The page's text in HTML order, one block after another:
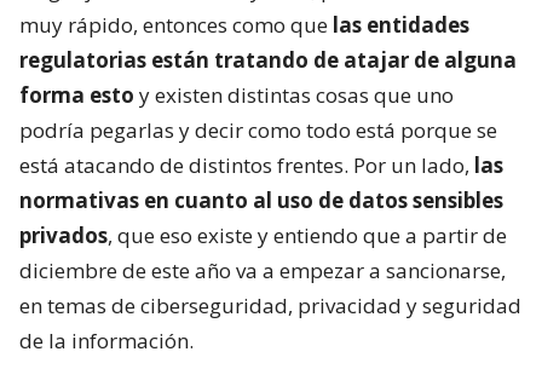
muy rápido, entonces como que las entidades
regulatorias están tratando de atajar de alguna
forma esto y existen distintas cosas que uno
podría pegarlas y decir como todo está porque se
está atacando de distintos frentes. Por un lado, las
normativas en cuanto al uso de datos sensibles
privados, que eso existe y entiendo que a partir de
diciembre de este año va a empezar a sancionarse,
en temas de ciberseguridad, privacidad y seguridad
de la información.